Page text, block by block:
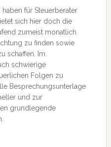
für Steuerberater
sich hier doch die
zumeist monatlich
zu finden sowie
schaffen. Im
schwierige
Folgen zu
Besprechungsunterlage
und zur
grundlegende